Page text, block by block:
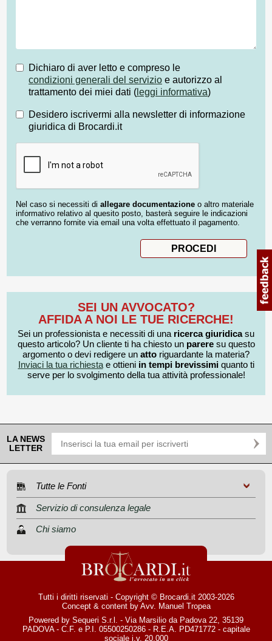
Dichiaro di aver letto e compreso le
condizioni generali del servizio e autorizzo al
trattamento dei miei dati ( leggi informativa)
Desidero iscrivermi alla newsletter di informazione
giuridica di Brocardi.it
Nel caso si necessiti di allegare documentazione o altro materiale
informativo relativo al quesito posto, basterà seguire le indicazioni
che verranno fornite via email una volta effettuato il pagamento.
SEI UN AVVOCATO?
AFFIDA A NOI LE TUE RICERCHE!
Sei un professionista e necessiti di una ricerca giuridicasu
questo articolo? Un cliente ti ha chiesto un pareresu questo
argomento o devi redigere un atto riguardante la materia?
Inviaci la tua richiestae ottieni in tempi brevissimiquanto ti
serve per lo svolgimento della tua attività professionale!
LA NEWS
LETTER
Tutte le Fonti
Servizio di consulenza legale
Chi siamo
Tutti i diritti riservati - Copyright © Brocardi.it 2003-2026
Concept & content by Avv. Manuel Tropea
Powered by Sequeri S.r.l. - Via Marsilio da Padova 22, 35139
PADOVA - C.F. e P.I. 05500250286 - R.E.A. PD471772 - capitale
sociale i.v. 20.000